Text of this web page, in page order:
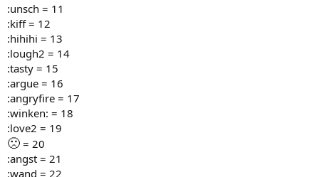
:unsch = 11
:kiff = 12
:hihihi = 13
:lough2 = 14
:tasty = 15
:argue = 16
:angryfire = 17
:winken: = 18
:love2 = 19
🙁 = 20
:angst = 21
:wand = 22